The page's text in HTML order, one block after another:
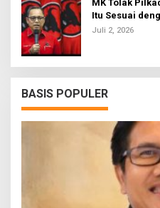
MK Tolak
Itu Sesuai
Juli 2, 2026
BASIS POPULER